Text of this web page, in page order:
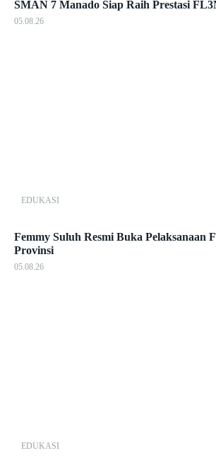
SMAN 7 Manado Siap Raih Prestasi
05.08.26
EDUKASI
Femmy Suluh Resmi Buka Pelaksanaan
Provinsi
05.08.26
EDUKASI